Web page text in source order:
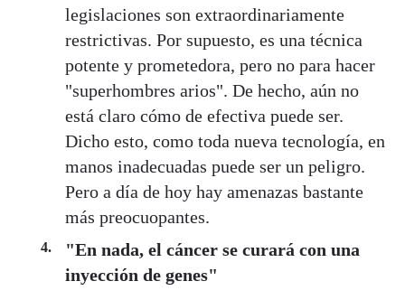
legislaciones son extraordinariamente
restrictivas. Por supuesto, es una técnica
potente y prometedora, pero no para hacer
"superhombres arios". De hecho, aún no
está claro cómo de efectiva puede ser.
Dicho esto, como toda nueva tecnología, en
manos inadecuadas puede ser un peligro.
Pero a día de hoy hay amenazas bastante
más preocuopantes.
"En nada, el cáncer se curará con una
inyección de genes"